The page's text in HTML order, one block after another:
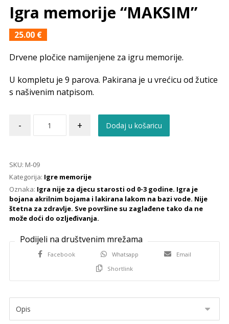
Igra memorije “MAKSIM”
25.00 €
Drvene pločice namijenjene za igru memorije.
U kompletu je 9 parova. Pakirana je u vrećicu od žutice
s našivenim natpisom.
- + Dodaj u košaricu
SKU: M-09
Kategorija: Igre memorije
Oznaka: Igra nije za djecu starosti od 0-3 godine. Igra je
bojana akrilnim bojama i lakirana lakom na bazi vode. Nije
štetna za zdravlje. Sve površine su zaglađene tako da ne
može doći do ozljeđivanja.
Facebook Whatsapp
Email
Shortlink